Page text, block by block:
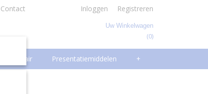
Contact Inloggen Registreren
Uw Winkelwagen
(0)
Facilitair Presentatiemiddelen +